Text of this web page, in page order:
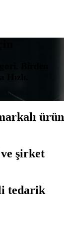
Birden
ürün
şirket
tedarik